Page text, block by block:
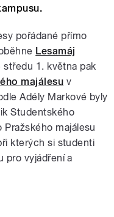
pořádané přímo
Lesamáj
1. května pak
majálesu v
Adély Markové byly
Studentského
majálesu
kterých si studenti
pro vyjádření a